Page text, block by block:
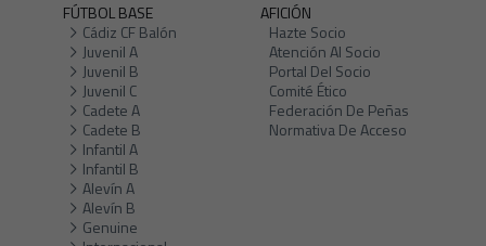
FÚTBOL BASE
Cádiz CF Balón
Juvenil A
Juvenil B
Juvenil C
Cadete A
Cadete B
Infantil A
Infantil B
Alevín A
Alevín B
Genuine
AFICIÓN
Hazte Socio
Atención Al Socio
Portal Del Socio
Comité Ético
Federación De Peñas
Normativa De Acceso